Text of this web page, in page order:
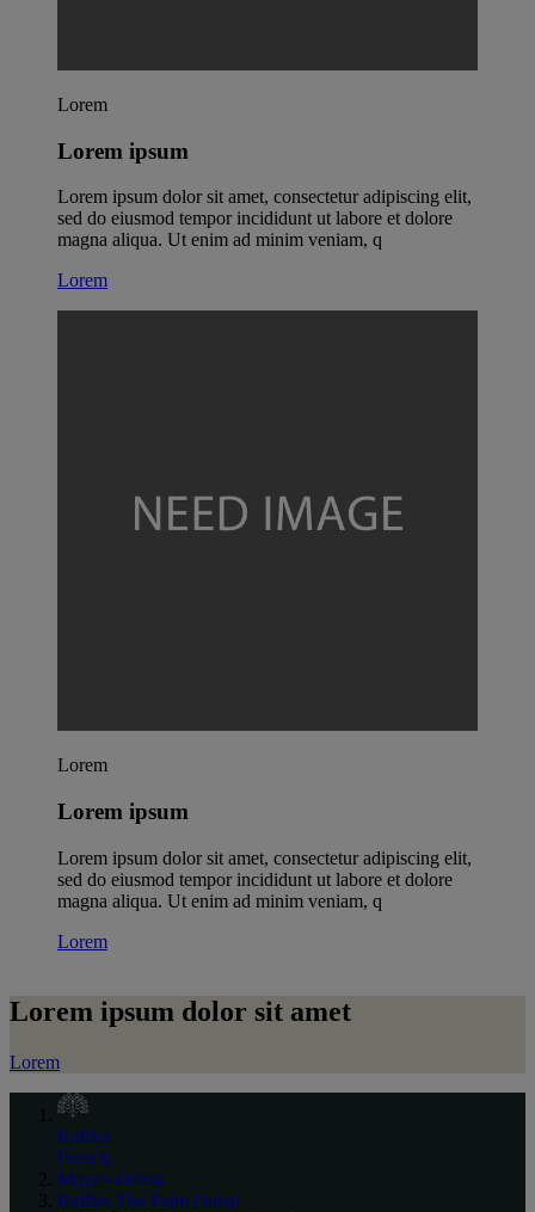
Lorem
Lorem ipsum
Lorem ipsum dolor sit amet, consectetur adipiscing elit,
sed do eiusmod tempor incididunt ut labore et dolore
magna aliqua. Ut enim ad minim veniam, q
Lorem
Lorem
Lorem ipsum
Lorem ipsum dolor sit amet, consectetur adipiscing elit,
sed do eiusmod tempor incididunt ut labore et dolore
magna aliqua. Ut enim ad minim veniam, q
Lorem
Lorem ipsum dolor sit amet
Lorem
Raffles
French
Moyen-Orient
Raffles The Palm Dubai